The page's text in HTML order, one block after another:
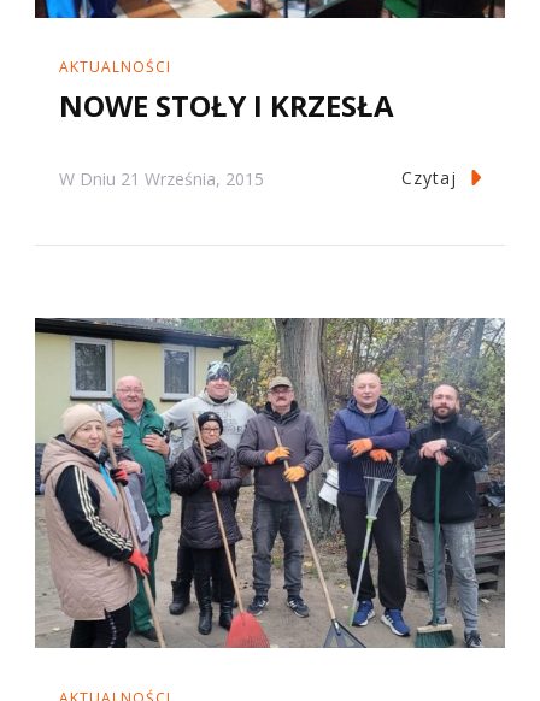
AKTUALNOŚCI
NOWE STOŁY I KRZESŁA
W Dniu 21 Września, 2015 Czytaj